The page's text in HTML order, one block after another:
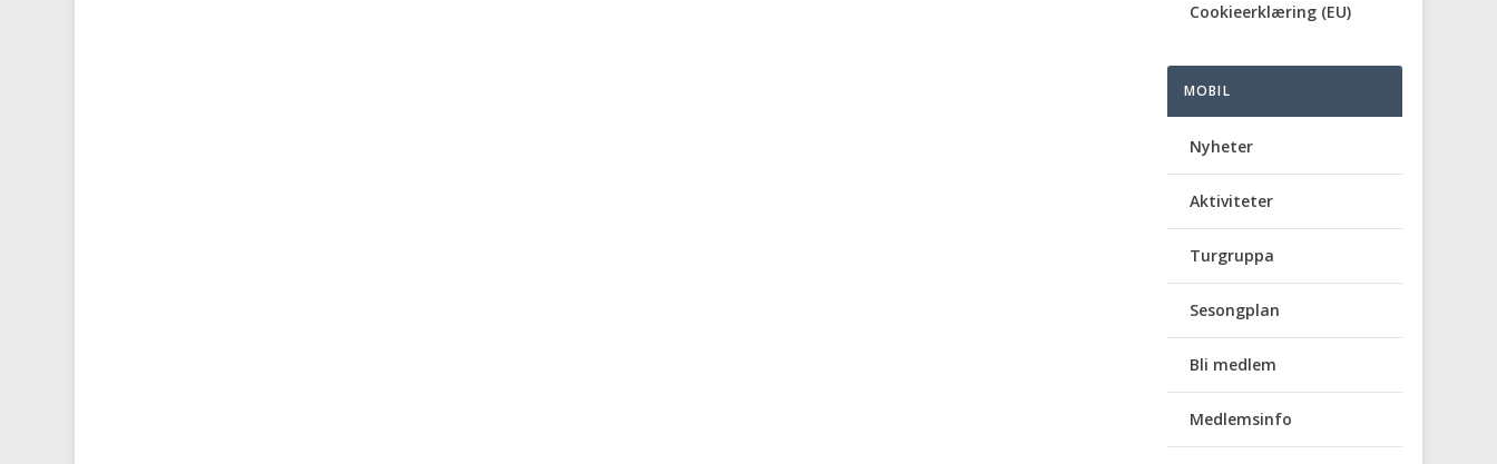
Cookieerklæring (EU)
MOBIL
Nyheter
Aktiviteter
Turgruppa
Sesongplan
Bli medlem
Medlemsinfo